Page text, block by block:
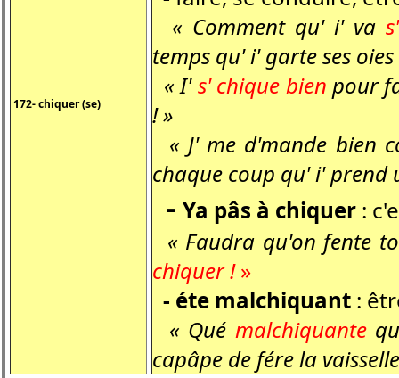
172- chiquer (se)
« Comment qu' i' va
temps qu' i' garte ses oies
« I's' chique bien pour
! »
« J' me d'mande bien
chaque coup qu' i' prend
- Ya pâs à chiquer :
« Faudra qu'on fente
chiquer !»
- éte malchiquant :
« Qué malchiquante
capâpe de fére la